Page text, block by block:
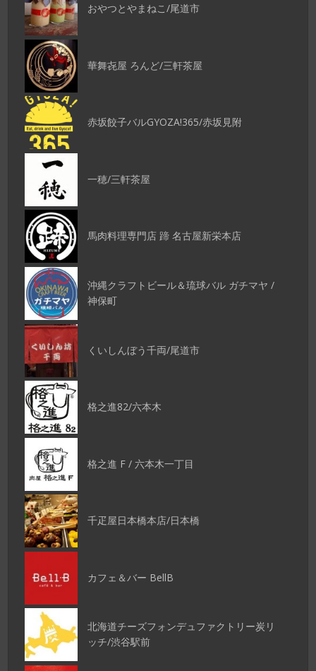
おやつとやまねこ/尾道市
華舞㐂屋 ろんど/三軒茶屋
赤坂餃子バルGYOZA!365/赤坂見附
一穂/三軒茶屋
馬肉料理専門店 蹄 名古屋新栄本店
沖縄クラフトビール＆琉球バル ガチマヤ /
神保町
くいしんぼう千両/尾道市
格之進82/六本木
格之進 F / 六本木一丁目
千疋屋日本橋本店/日本橋
カフェ＆バー BellB
北海道チーズフォンデュファクトリー炭リ
ッチ/渋谷駅前